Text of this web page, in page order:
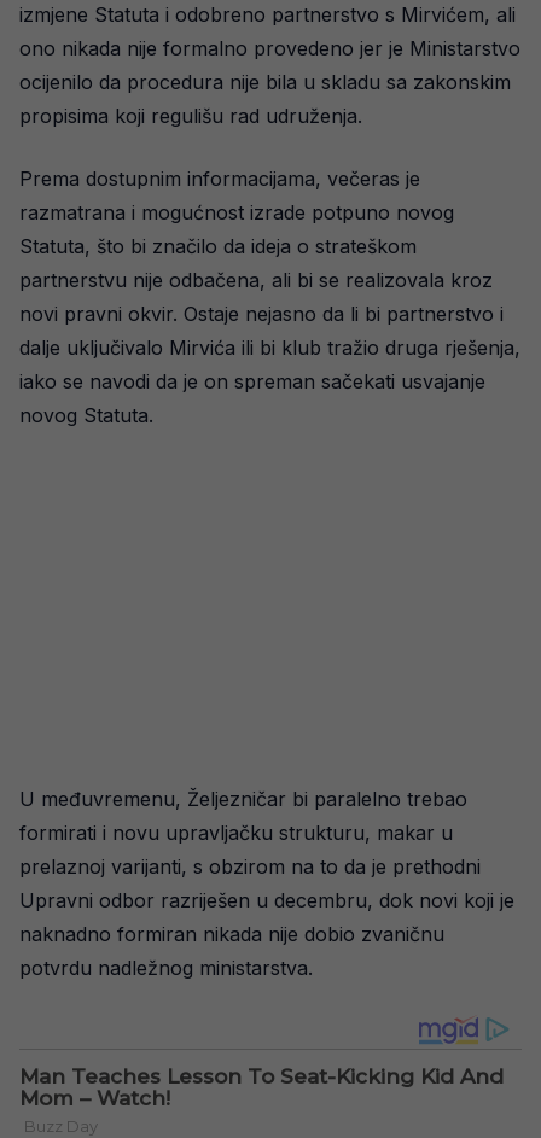
izmjene Statuta i odobreno partnerstvo s Mirvićem, ali
ono nikada nije formalno provedeno jer je Ministarstvo
ocijenilo da procedura nije bila u skladu sa zakonskim
propisima koji regulišu rad udruženja.
Prema dostupnim informacijama, večeras je
razmatrana i mogućnost izrade potpuno novog
Statuta, što bi značilo da ideja o strateškom
partnerstvu nije odbačena, ali bi se realizovala kroz
novi pravni okvir. Ostaje nejasno da li bi partnerstvo i
dalje uključivalo Mirvića ili bi klub tražio druga rješenja,
iako se navodi da je on spreman sačekati usvajanje
novog Statuta.
U međuvremenu, Željezničar bi paralelno trebao
formirati i novu upravljačku strukturu, makar u
prelaznoj varijanti, s obzirom na to da je prethodni
Upravni odbor razriješen u decembru, dok novi koji je
naknadno formiran nikada nije dobio zvaničnu
potvrdu nadležnog ministarstva.